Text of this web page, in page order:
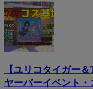
【ユリコタイガー
ヤーバーイベント・